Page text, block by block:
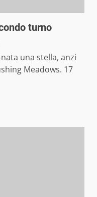
turno
nata una stella, anzi
Meadows. 17